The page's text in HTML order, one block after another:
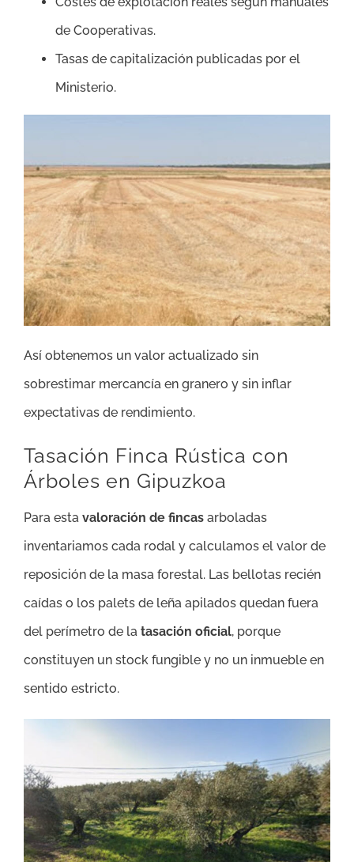
de Cooperativas.
Tasas de capitalización publicadas por el
Ministerio.
Así obtenemos un valor actualizado sin
sobrestimar mercancía en granero y sin inflar
expectativas de rendimiento.
Tasación Finca Rústica con
Árboles en Gipuzkoa
Para esta valoración de fincas arboladas
inventariamos cada rodal y calculamos el valor de
reposición de la masa forestal. Las bellotas recién
caídas o los palets de leña apilados quedan fuera
del perímetro de la tasación oficial, porque
constituyen un stock fungible y no un inmueble en
sentido estricto.